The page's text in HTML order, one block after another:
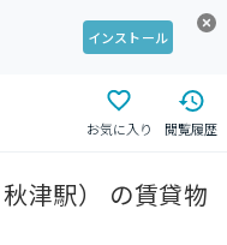
インストール
お気に入り 閲覧履歴
津駅） の賃貸物